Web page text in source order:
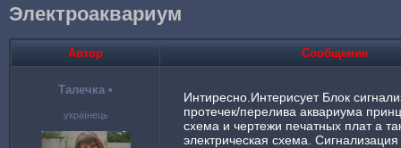
Электроаквариум
Автор Сообщение
Талечка •
українець
Интиресно.Интерисует Блок
протечек/перелива аквариума
схема и чертежи печатных плат а
электрическая схема.